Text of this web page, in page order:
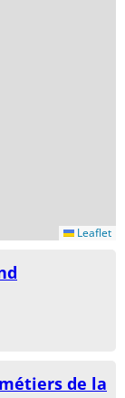
Leaflet
de la